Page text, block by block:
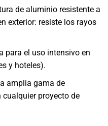
de aluminio resistente a
exterior: resiste los rayos
para el uso intensivo en
y hoteles).
amplia gama de
proyecto de